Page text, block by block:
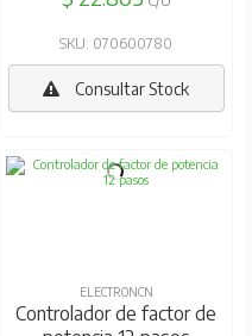
SKU: 070600780
Consultar Stock
ELECTRONCN
Controlador de factor de